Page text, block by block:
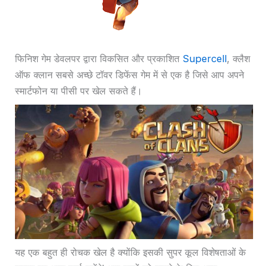
फिनिश गेम डेवलपर द्वारा विकसित और प्रकाशित Supercell, क्लैश
ऑफ क्लान सबसे अच्छे टॉवर डिफेंस गेम में से एक है जिसे आप अपने
स्मार्टफोन या पीसी पर खेल सकते हैं।
यह एक बहुत ही रोचक खेल है क्योंकि इसकी सुपर कूल विशेषताओं के